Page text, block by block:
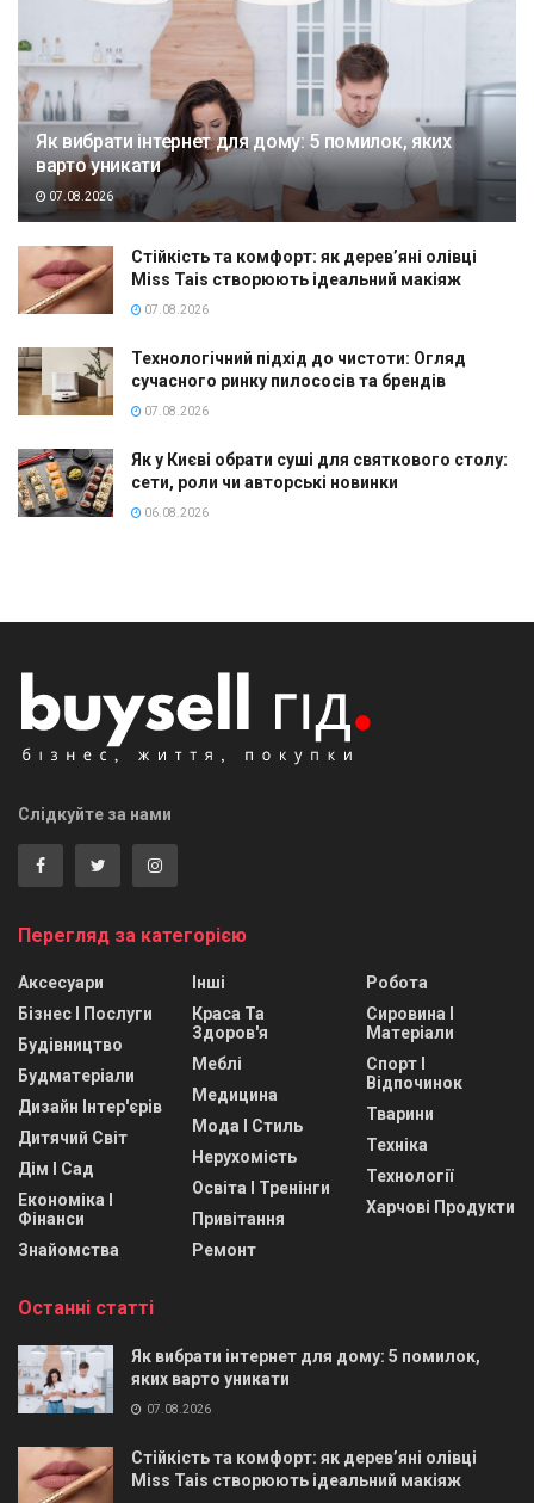
Як вибрати інтернет для дому: 5 помилок, яких
варто уникати
07.08.2026
Стійкість та комфорт: як дерев’яні олівці
Miss Tais створюють ідеальний макіяж
07.08.2026
Технологічний підхід до чистоти: Огляд
сучасного ринку пилососів та брендів
07.08.2026
Як у Києві обрати суші для святкового столу:
сети, роли чи авторські новинки
06.08.2026
Слідкуйте за нами
Перегляд за категорією
Аксесуари
Бізнес І Послуги
Будівництво
Будматеріали
Дизайн Інтер'єрів
Дитячий Світ
Дім І Сад
Економіка І
Фінанси
Знайомства
Інші
Краса Та
Здоров'я
Меблі
Медицина
Мода І Стиль
Нерухомість
Освіта І Тренінги
Привітання
Ремонт
Робота
Сировина І
Матеріали
Спорт І
Відпочинок
Тварини
Техніка
Технології
Харчові Продукти
Останні статті
Як вибрати інтернет для дому: 5 помилок,
яких варто уникати
07.08.2026
Стійкість та комфорт: як дерев’яні олівці
Miss Tais створюють ідеальний макіяж